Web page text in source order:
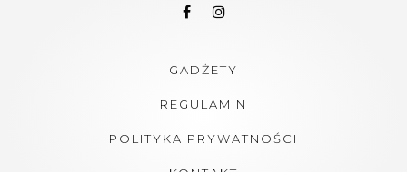
GADŻETY
REGULAMIN
POLITYKA PRYWATNOŚCI